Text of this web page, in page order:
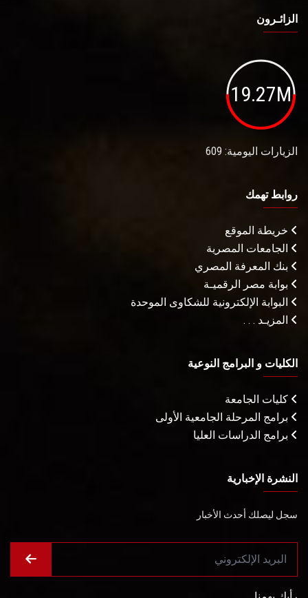
الزائـرون
19.27M
الزيارات اليومية: 609
روابط تهمك
خريطة الموقع
الجامعات المصرية
بنك المعرفة المصري
بوابة مصر الرقميـة
البوابة الإلكترونية للشكاوى الموحدة
المزيـد . . .
الكليات و البرامج النوعية
كليات الجامعة
برامج المرحلة الجامعية الأولى
برامج الدراسات العليا
النشرة الإخبارية
سجل ليصلك أحدث الأخبار